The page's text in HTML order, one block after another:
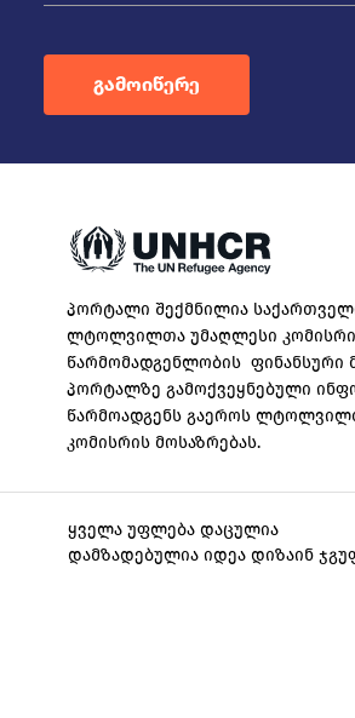
გამოიწერე
პორტალი შექმნილია
ლტოლვილთა უმაღლესი
წარმომადგენლობის ფინანსური
პორტალზე გამოქვეყნებული
წარმოადგენს გაეროს
კომისრის მოსაზრებას.
ყველა უფლება დაცულია
დამზადებულია იდეა დიზაინ